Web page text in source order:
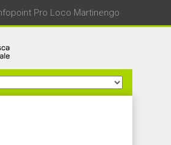
Pro Loco Martinengo